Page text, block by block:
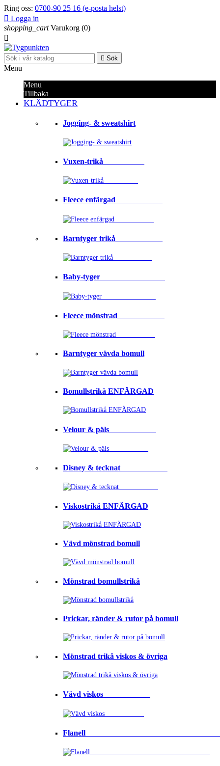
Ring oss: 0700-90 25 16 (e-posta helst)
 Logga in
shopping_cart Varukorg (0)

 Sök
Menu
Menu
Tillbaka
KLÄDTYGER
Jogging- & sweatshirt
Vuxen-trikå⠀⠀⠀⠀⠀⠀⠀
Fleece enfärgad⠀⠀⠀⠀⠀⠀⠀⠀
Barntyger trikå⠀⠀⠀⠀⠀⠀⠀⠀
Baby-tyger⠀⠀⠀⠀⠀⠀⠀⠀⠀⠀⠀
Fleece mönstrad⠀⠀⠀⠀⠀⠀⠀⠀
Barntyger vävda bomull
Bomullstrikå ENFÄRGAD
Velour & päls⠀⠀⠀⠀⠀⠀⠀⠀
Disney & tecknat⠀⠀⠀⠀⠀⠀⠀⠀
Viskostrikå ENFÄRGAD
Vävd mönstrad bomull
Mönstrad bomullstrikå
Prickar, ränder & rutor på bomull
Mönstrad trikå viskos & övriga
Vävd viskos⠀⠀⠀⠀⠀⠀⠀⠀
Flanell